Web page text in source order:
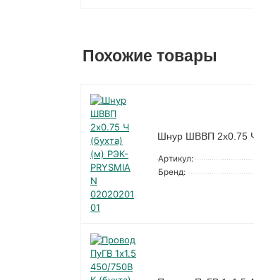
Похожие товары
Шнур ШВВП 2х0.75
Артикул:
Бренд: